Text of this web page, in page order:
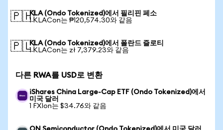
🇵🇭KLA (Ondo Tokenized)에서 필리핀 페소
1 KLACon는 ₱120,574.30와 같음
🇵🇱KLA (Ondo Tokenized)에서 폴란드 즐로티
1 KLACon는 zł 7,379.23와 같음
다른 RWA를 USD로 변환
iShares China Large-Cap ETF (Ondo Tokenized)에서
미국 달러
1 FXIon는 $34.76와 같음